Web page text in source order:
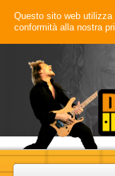
Questo sito web
conformità alla nostra